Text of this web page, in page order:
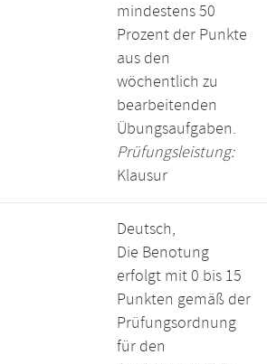
mindestens 50
Prozent der Punkte
aus den
wöchentlich zu
bearbeitenden
Übungsaufgaben.
Prüfungsleistung:
Klausur
Deutsch,
Die Benotung
erfolgt mit 0 bis 15
Punkten gemäß der
Prüfungsordnung
für den